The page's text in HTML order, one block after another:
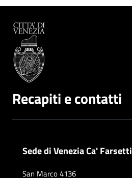
Recapiti e contatti
Sede di Venezia Ca' Farsetti
San Marco 4136